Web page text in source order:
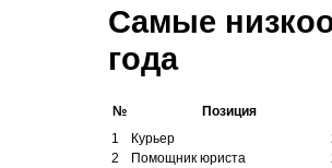
Самые
года
№
Позиция
1
Курьер
2
Помощник юриста